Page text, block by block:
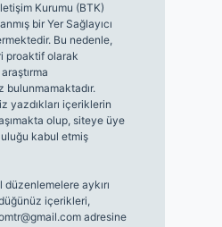
Kurumu (BTK)
bir Yer Sağlayıcı
Bu nedenle,
proaktif olarak
bulunmamaktadır.
yazdıkları içeriklerin
olup, siteye üye
kabul etmiş
aykırı
içerikleri,
adresine